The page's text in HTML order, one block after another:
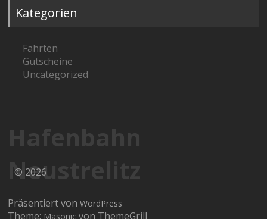
Kategorien
Fahrten
Gutscheine
Uncategorized
Hafenbahn
Neustrelitz
© 2026
Präsentiert vonWordPress
Theme: Masonic von ThemeGrill